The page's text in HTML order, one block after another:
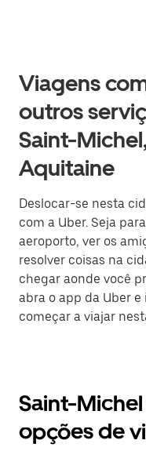
Viagens
outros
Saint-
Aquitaine
Deslocar-se nesta
com a Uber. Seja
aeroporto, ver os
resolver coisas na
chegar aonde você
abra o app da Uber
começar a viajar
Saint-
opções de